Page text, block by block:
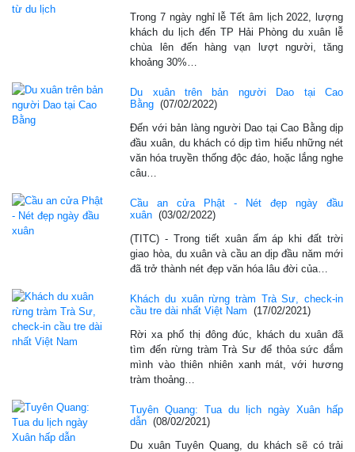
Trong 7 ngày nghỉ lễ Tết âm lịch 2022, lượng
khách du lịch đến TP Hải Phòng du xuân lễ
chùa lên đến hàng vạn lượt người, tăng
khoảng 30%…
Du xuân trên bản người Dao tại Cao
Bằng (07/02/2022)
Đến với bản làng người Dao tại Cao Bằng dịp
đầu xuân, du khách có dịp tìm hiểu những nét
văn hóa truyền thống độc đáo, hoặc lắng nghe
câu…
Cầu an cửa Phật - Nét đẹp ngày đầu
xuân (03/02/2022)
(TITC) - Trong tiết xuân ấm áp khi đất trời
giao hòa, du xuân và cầu an dịp đầu năm mới
đã trở thành nét đẹp văn hóa lâu đời của…
Khách du xuân rừng tràm Trà Sư, check-in
cầu tre dài nhất Việt Nam
(17/02/2021)
Rời xa phố thị đông đúc, khách du xuân đã
tìm đến rừng tràm Trà Sư để thỏa sức đắm
mình vào thiên nhiên xanh mát, với hương
tràm thoảng…
Tuyên Quang: Tua du lịch ngày Xuân hấp
dẫn (08/02/2021)
Du xuân Tuyên Quang, du khách sẽ có trải